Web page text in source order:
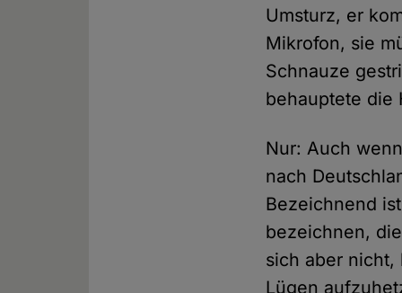
Umsturz, er
Mikrofon, sie
Schnauze
behauptete die
Nur: Auch
nach
Bezeichnend
bezeichnen,
sich aber nicht,
Lügen